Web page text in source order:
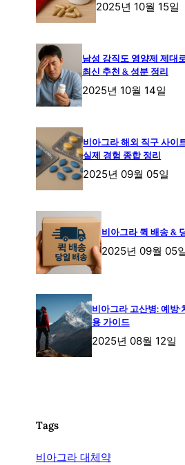
2025년 10월 15일
남성 강직도 영양제 제대
최신 추천 & 성분 정리
2025년 10월 14일
비아그라 해외 직구 사이
실제 경험 종합 정리
2025년 09월 05일
비아그라 퀵 배송 &
2025년 09월 05
비아그라 고산병: 예방
용 가이드
2025년 08월 12일
Tags
비아그라 대체약